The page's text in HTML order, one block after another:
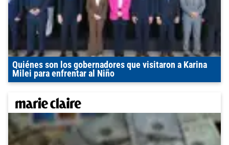
Quiénes son los gobernadores que visitaron a Karina
Milei para enfrentar al Niño